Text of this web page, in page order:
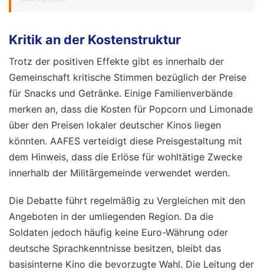
Kritik an der Kostenstruktur
Trotz der positiven Effekte gibt es innerhalb der
Gemeinschaft kritische Stimmen bezüglich der Preise
für Snacks und Getränke. Einige Familienverbände
merken an, dass die Kosten für Popcorn und Limonade
über den Preisen lokaler deutscher Kinos liegen
könnten. AAFES verteidigt diese Preisgestaltung mit
dem Hinweis, dass die Erlöse für wohltätige Zwecke
innerhalb der Militärgemeinde verwendet werden.
Die Debatte führt regelmäßig zu Vergleichen mit den
Angeboten in der umliegenden Region. Da die
Soldaten jedoch häufig keine Euro-Währung oder
deutsche Sprachkenntnisse besitzen, bleibt das
basisinterne Kino die bevorzugte Wahl. Die Leitung der